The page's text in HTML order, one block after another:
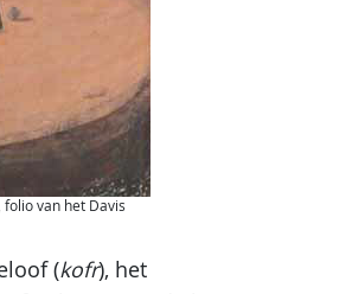
van het Davis
(kofr), het